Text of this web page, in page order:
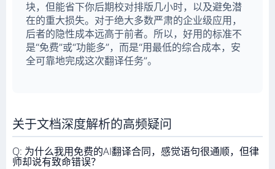
块，但能省下你后期校对排版几小时，以及避免潜
在的重大损失。对于绝大多数严肃的企业级应用，
后者的隐性成本远高于前者。所以，好用的标准不
是“免费”或“功能多”，而是“用最低的综合成本，安
全可靠地完成这次翻译任务”。
关于文档深度解析的高频疑问
Q: 为什么我用免费的AI翻译合同，感觉语句很通顺，但律
师却说有致命错误？